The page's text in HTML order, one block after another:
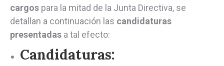
cargos para la mitad de la Junta Directiva, se
detallan a continuación las candidaturas
presentadas a tal efecto:
Candidaturas: